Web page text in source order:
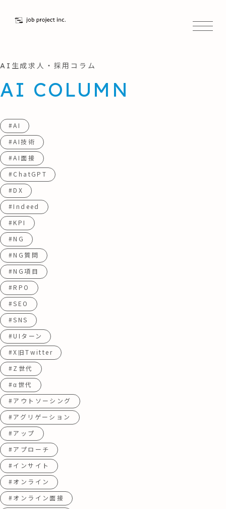
AI生成求人・採用コラム
AI COLUMN
#AI
#AI技術
#AI面接
#ChatGPT
#DX
#Indeed
#KPI
#NG
#NG質問
#NG項目
#RPO
#SEO
#SNS
#UIターン
#X旧Twitter
#Z世代
#α世代
#アウトソーシング
#アグリゲーション
#アップ
#アプローチ
#インサイト
#オンライン
#オンライン面接